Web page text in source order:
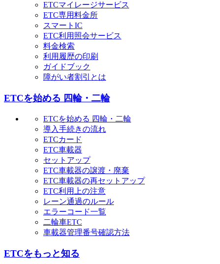
ETCマイレージサービス
ETC専用料金所
スマートIC
ETC利用照会サービス
料金検索
利用履歴の印刷
ガイドブック
障がい者割引とは
ETCを始める 四輪・二輪
ETCを始める 四輪・二輪
導入手続きの流れ
ETCカード
ETC車載器
セットアップ
ETC車載器の譲渡・廃棄
ETC車載器の再セットアップ
ETC利用上の注意
レーン通過のルール
エラーコード一覧
二輪車ETC
車載器管理番号確認方法
ETCをもっと知る